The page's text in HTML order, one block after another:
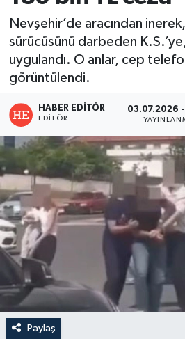
Nevşehir’de aracından
sürücüsünü darbeden
uygulandı. O anlar, cep
görüntülendi.
HABER EDITÖR
EDITÖR
03.07.2026 -
Paylaş